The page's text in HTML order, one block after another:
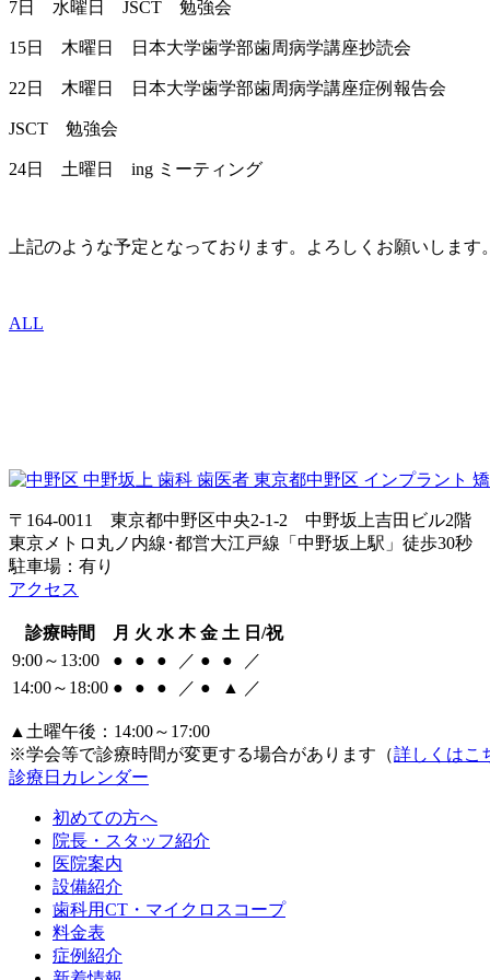
7日 水曜日 JSCT 勉強会
15日 木曜日 日本大学歯学部歯周病学講座抄読会
22日 木曜日 日本大学歯学部歯周病学講座症例報告会
JSCT 勉強会
24日 土曜日 ing ミーティング
上記のような予定となっております。よろしくお願いします
ALL
〒164-0011 東京都中野区中央2-1-2 中野坂上吉田ビル2階
東京メトロ丸ノ内線･都営大江戸線「中野坂上駅」徒歩30秒
駐車場：有り
アクセス
診療時間 月 火 水 木 金 土 日/祝
9:00～13:00
● ● ● ／ ● ●
／
14:00～18:00 ● ● ● ／ ● ▲ ／
▲土曜午後：14:00～17:00
※学会等で診療時間が変更する場合があります（詳しくはこ
診療日カレンダー
初めての方へ
院長・スタッフ紹介
医院案内
設備紹介
歯科用CT・マイクロスコープ
料金表
症例紹介